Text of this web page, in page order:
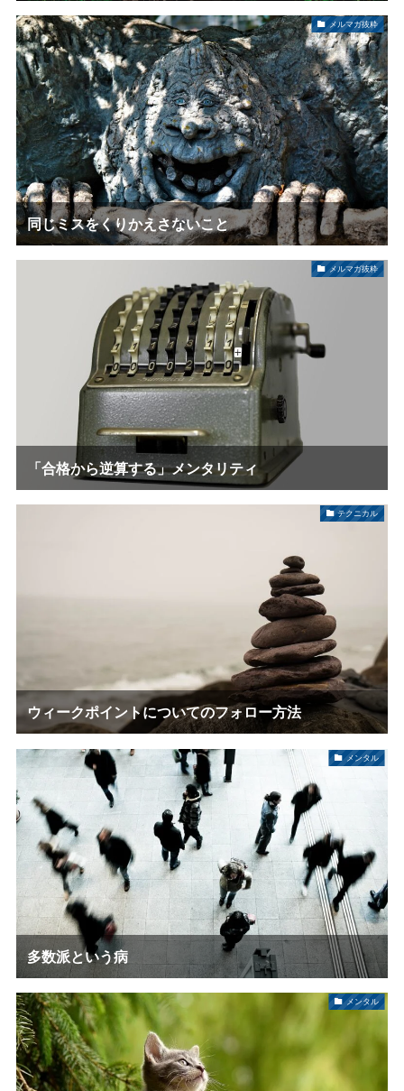
メルマガ抜粋
同じミスをくりかえさないこと
メルマガ抜粋
「合格から逆算する」メンタリティ
テクニカル
ウィークポイントについてのフォロー方法
メンタル
多数派という病
メンタル